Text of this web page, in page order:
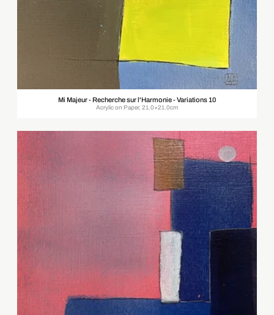
Mi Majeur - Recherche sur l'Harmonie - Variations 10
Acrylic on Paper, 21.0×21.0cm